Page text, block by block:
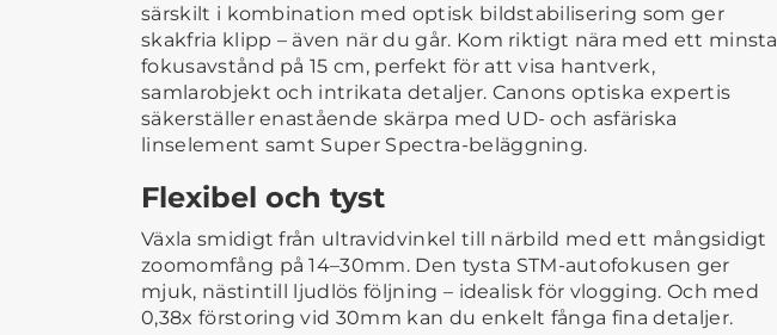
särskilt i kombination med optisk bildstabilisering som ger
skakfria klipp – även när du går. Kom riktigt nära med ett minsta
fokusavstånd på 15 cm, perfekt för att visa hantverk,
samlarobjekt och intrikata detaljer. Canons optiska expertis
säkerställer enastående skärpa med UD- och asfäriska
linselement samt Super Spectra-beläggning.
Flexibel och tyst
Växla smidigt från ultravidvinkel till närbild med ett mångsidigt
zoomomfång på 14–30mm. Den tysta STM-autofokusen ger
mjuk, nästintill ljudlös följning – idealisk för vlogging. Och med
0,38x förstoring vid 30mm kan du enkelt fånga fina detaljer.